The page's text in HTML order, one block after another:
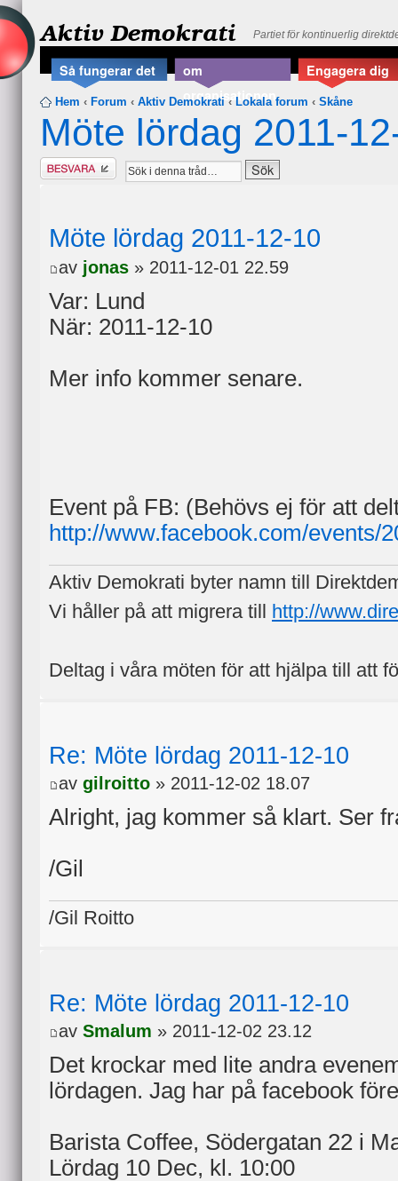
Aktiv Demokrati Partiet för kontinuerlig
Så fungerar det
om
organisationen
Engagera dig
Hem ‹ Forum ‹ Aktiv Demokrati ‹ Lokala forum ‹ Skåne
Möte lördag 2011-
Besvara
Möte lördag 2011-12-10
av jonas » 2011-12-01 22.59
Var: Lund
När: 2011-12-10
Mer info kommer senare.
Event på FB: (Behövs ej för att
http://www.facebook.com/events/
Aktiv Demokrati byter namn till
Vi håller på att migrera till
http://
Deltag i våra möten för att hjälpa till att
Re: Möte lördag 2011-12-10
av gilroitto » 2011-12-02 18.07
Alright, jag kommer så klart. Ser
/Gil
/Gil Roitto
Re: Möte lördag 2011-12-10
av Smalum » 2011-12-02 23.12
Det krockar med lite andra
lördagen. Jag har på facebook
Barista Coffee, Södergatan 22 i
Lördag 10 Dec, kl. 10:00